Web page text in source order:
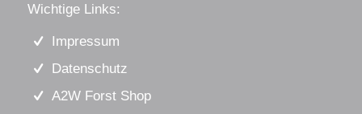
Wichtige Links:
Impressum
Datenschutz
A2W Forst Shop